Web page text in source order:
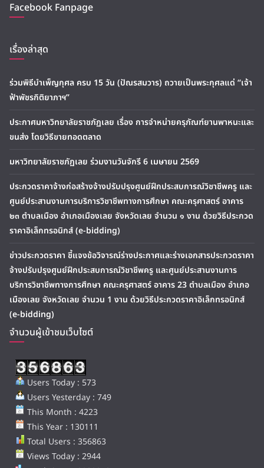
Facebook Fanpage
เรื่องล่าสุด
ร่วมพิธีบำเพ็ญกุศล ครบ 15 วัน (ปัณรสมวาร) ถวายเป็นพระกุศลแด่ “เจ้า
ฟ้าพัชรกิติยาภาฯ”
ประกาศมหาวิทยาลัยราชภัฏเลย เรื่อง การจำหน่ายครุภัณฑ์ยานพาหนะและ
ขนส่ง โดยวิธีขายทอดตลาด
มหาวิทยาลัยราชภัฏเลย ร่วมงานวันจักรี 6 เมษายน 2569
ประกวดราคาจ้างก่อสร้างจ้างปรับปรุงศูนย์ฝึกประสบการณ์วิชาชีพครู และ
ศูนย์ประสานงานการบริการวิชาชีพทางการศึกษา คณะครุศาสตร์ อาคาร
๒๓ ตำบลเมือง อำเภอเมืองเลย จังหวัดเลย จำนวน ๑ งาน ด้วยวิธีประกวด
ราคาอิเล็กทรอนิกส์ (e-bidding)
ข่าวประกวดราคา ชี้แจงข้อวิจารณ์ร่างประกาศและร่างเอกสารประกวดราคา
จ้างปรับปรุงศูนย์ฝึกประสบการณ์วิชาชีพครู และศูนย์ประสานงานการ
บริการวิชาชีพทางการศึกษา คณะครุศาสตร์ อาคาร 23 ตำบลเมือง อำเภอ
เมืองเลย จังหวัดเลย จำนวน 1 งาน ด้วยวิธีประกวดราคาอิเล็กทรอนิกส์
(e-bidding)
จำนวนผู้เข้าชมเว็บไซต์
Users Today : 573
Users Yesterday : 749
This Month : 4223
This Year : 130111
Total Users : 356863
Views Today : 2944